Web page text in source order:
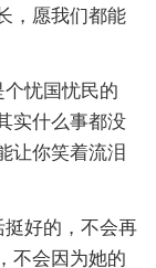
，愿我们都能
忧国忧民的
实什么事都没
让你笑着流泪
好的，不会再
不会因为她的